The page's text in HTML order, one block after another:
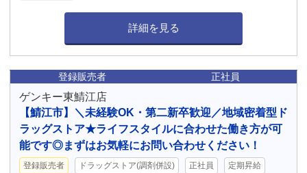
詳細を見る
登録販売者 正社員
ゲンキー東鯖江店
【鯖江市】＼未経験OK・第二新卒歓迎／地域密着型ド
ラッグストア★ライフスタイルに合わせた働き方が可
能です◎まずはお気軽にお問い合わせください！
登録販売者 ドラッグストア(調剤併設) 正社員 定期昇給